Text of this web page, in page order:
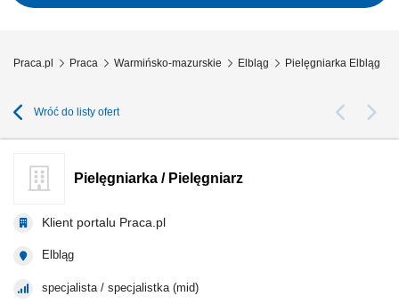
posiadania uprawnień) oraz...
Praca.pl Praca Warmińsko-mazurskie Elbląg Pielęgniarka Elbląg
Wróć do listy ofert
Pielęgniarka / Pielęgniarz
Klient portalu Praca.pl
Elbląg
specjalista / specjalistka (mid)